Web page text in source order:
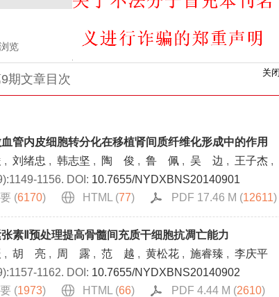
览
期文章目次
血管内皮细胞转分化在移植肾间质纤维化形成中的作用
, 刘绪忠 , 韩志坚 , 陶 俊 , 鲁 佩 , 吴 边 , 王子杰 ,
1156. DOI: 10.7655/NYDXBNS20140901
(6170) HTML (77) PDF 17.46 M (12611)
素Ⅱ预处理提高骨髓间充质干细胞抗凋亡能力
, 胡 亮 , 周 露 , 范 越 , 黄松花 , 施睿臻 , 李庆平
1162. DOI: 10.7655/NYDXBNS20140902
(1973) HTML (66) PDF 4.44 M (2610)